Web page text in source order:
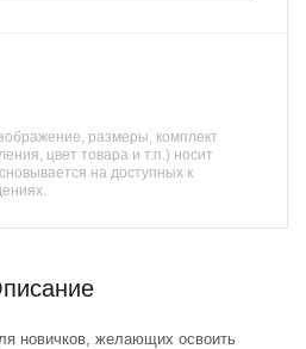
размеры, комплект
цвет товара и т.п.) носит
на доступных к
новичков, желающих освоить